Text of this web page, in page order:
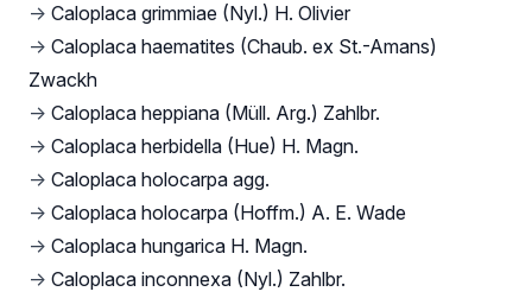
→ Caloplaca grimmiae (Nyl.) H. Olivier
→ Caloplaca haematites (Chaub. ex St.-Amans)
Zwackh
→ Caloplaca heppiana (Müll. Arg.) Zahlbr.
→ Caloplaca herbidella (Hue) H. Magn.
→ Caloplaca holocarpa agg.
→ Caloplaca holocarpa (Hoffm.) A. E. Wade
→ Caloplaca hungarica H. Magn.
→ Caloplaca inconnexa (Nyl.) Zahlbr.